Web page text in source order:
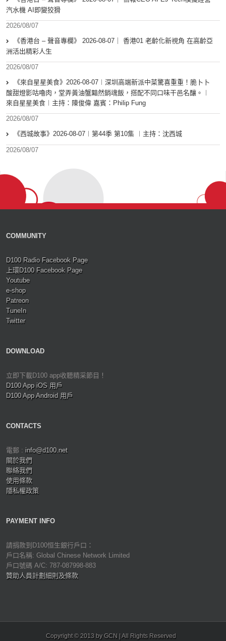
汽水機 AI即變狡猾
2026/08/07
《香港台 – 聲音專欄》 2026-08-07｜ 香港01 老齡化新視角 在高齡亞
洲活出精彩人生
2026/08/07
《來自星星美食》2026-08-07︱深圳高端新派中菜驚喜重重！脆卜卜
酸甜燈影咕嚕肉，堂弄黃油蟹黯然銷魂飯，搭配不同口味干邑名釀。︱
來自星星美食︱主持：陳俊偉 嘉賓：Philip Fung
2026/08/07
《西城故事》2026-08-07︱第44季 第10集 ︱主持：沈西城
2026/08/07
COMMUNITY
D100 Radio Facebook Page
上環D100 Facebook Page
Youtube
e-shop
Patreon
TuneIn
Twitter
DOWNLOAD
立即下載D100 app收聽精采節目！
D100 App iOS 用戶
D100 App Android 用戶
CONTACTS
電郵 : info@d100.net
關於我們
聯絡我們
使用條款
隱私權政策
PAYMENT INFO
請捐款到D100恒生銀行戶口：
戶口名稱: Global Chinese Network Limited
戶口號碼 A/C: 787-087998-883
贊助人員計劃細則及條款
Copyright © 2013 by GCN | All Rights Reserved